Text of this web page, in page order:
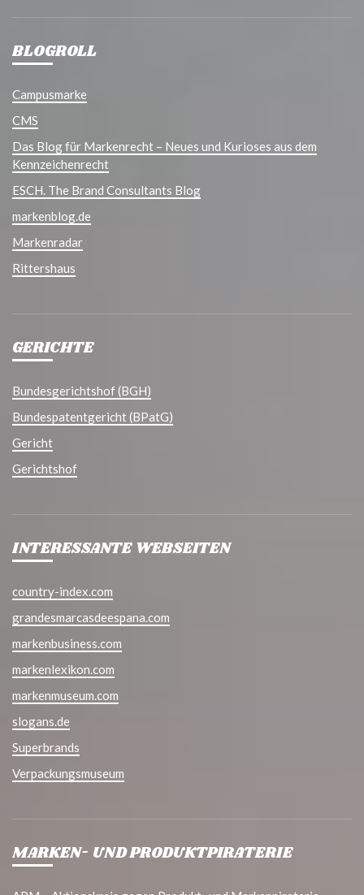
BLOGROLL
Campusmarke
CMS
Das Blog für Markenrecht – Neues und Kurioses aus dem
Kennzeichenrecht
ESCH. The Brand Consultants Blog
markenblog.de
Markenradar
Rittershaus
GERICHTE
Bundesgerichtshof (BGH)
Bundespatentgericht (BPatG)
Gericht
Gerichtshof
INTERESSANTE WEBSEITEN
country-index.com
grandesmarcasdeespana.com
markenbusiness.com
markenlexikon.com
markenmuseum.com
slogans.de
Superbrands
Verpackungsmuseum
MARKEN- UND PRODUKTPIRATERIE